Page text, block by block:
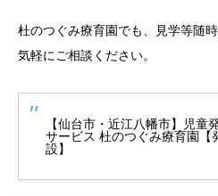
杜のつぐみ療育園でも、見学等随
気軽にご相談ください。
【仙台市・近江八幡市】児童
サービス 杜のつぐみ療育園【
設】